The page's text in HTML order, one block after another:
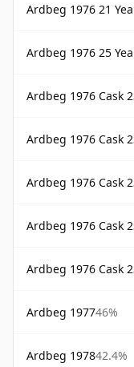
Ardbeg 1976 21
Ardbeg 1976 25
Ardbeg 1976 Cask
Ardbeg 1976 Cask
Ardbeg 1976 Cask
Ardbeg 1976 Cask
Ardbeg 1976 Cask
Ardbeg 197746%
Ardbeg 197842.4%